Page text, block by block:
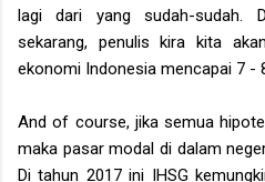
lagi dari yang sudah-sudah.
sekarang, penulis kira kita
ekonomi Indonesia mencapai 7 -
And of course, jika semua
maka pasar modal di dalam
Di tahun 2017 ini IHSG